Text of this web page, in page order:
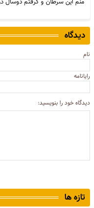
دیدگاه
نام
رایانامه
دیدگاه خود را بنویسید:
تازه ها